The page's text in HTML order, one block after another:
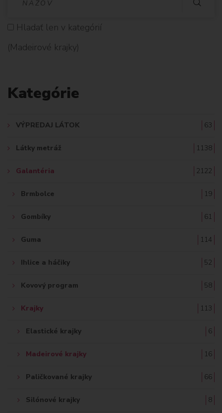
D
Hladať len v kategórií
(Madeirové krajky)
Kategórie
VÝPREDAJ LÁTOK 63
Látky metráž 1138
Galantéria 2122
Brmbolce 19
Gombíky 61
Guma 114
Ihlice a háčiky 52
Kovový program 58
Krajky 113
Elastické krajky 6
Madeirové krajky 16
Paličkované krajky 66
Silónové krajky 8